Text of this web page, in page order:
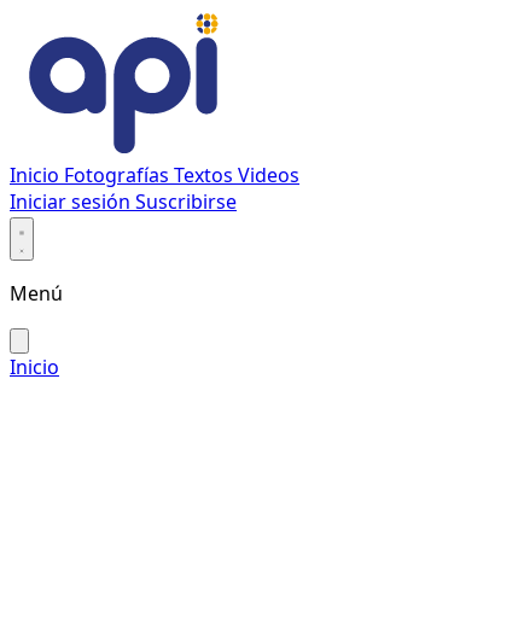
Inicio Fotografías Textos Videos
Iniciar sesión Suscribirse
Menú
Inicio